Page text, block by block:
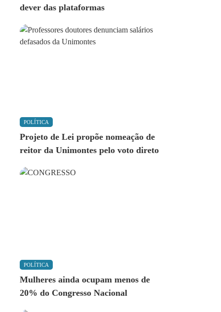
dever das plataformas
POLÍTICA
Projeto de Lei propõe nomeação de
reitor da Unimontes pelo voto direto
POLÍTICA
Mulheres ainda ocupam menos de
20% do Congresso Nacional